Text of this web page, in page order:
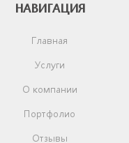
НАВИГАЦИЯ
Главная
Услуги
О компании
Портфолио
Отзывы